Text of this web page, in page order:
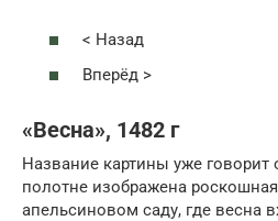
< Назад
Вперёд >
«Весна», 1482 г
Название картины уже
полотне изображена
апельсиновом саду, где весна